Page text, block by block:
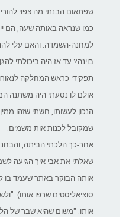
שפתאום הבנתי מה צפוי
כמו שנראה באותה שעה, הם
למחנה-השמדה. ‏והאם עלי
בוינה? עד אז היה ביכולתי
‏תפקידי כראש המחלקה
אולם לו ‏נסעתי היה משתנה
הנכון לעשותו, חשתי שזהו
שמקובל לכנות ‏אות משמים.‏
אחר-כך הלכתי הביתה,
שאלתי את אבי איך הגיעה
אותה הבוקר באתר שעמד בו
‏סוציאליסטים ‏שרפו אותו).
אותו. "משום שהיא שבר של